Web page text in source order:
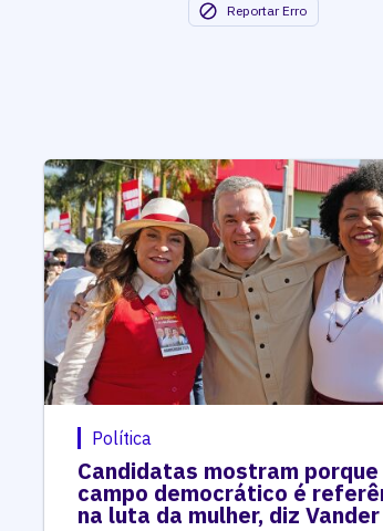
Reportar Erro
Política
Candidatas mostram porque
campo democrático é
na luta da mulher, diz Vander